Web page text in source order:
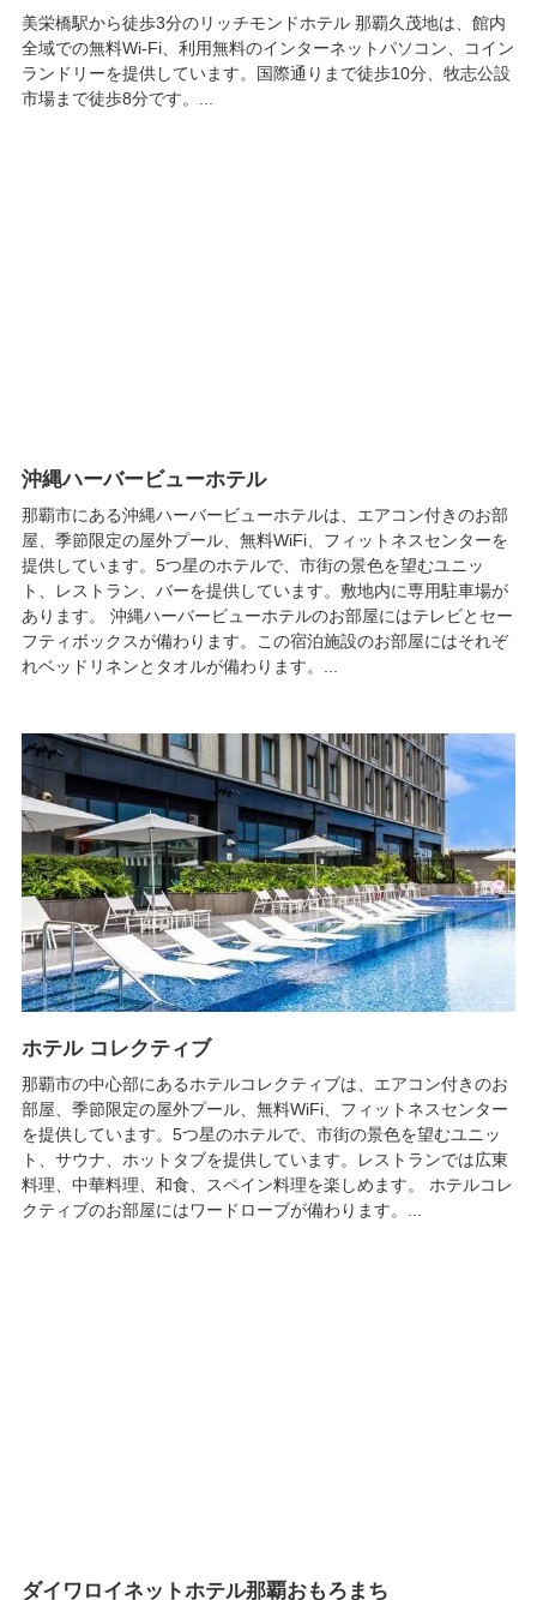
美栄橋駅から徒歩3分のリッチモンドホテル 那覇久茂地は、館内
全域での無料Wi-Fi、利用無料のインターネットパソコン、コイン
ランドリーを提供しています。国際通りまで徒歩10分、牧志公設
市場まで徒歩8分です。...
沖縄ハーバービューホテル
那覇市にある沖縄ハーバービューホテルは、エアコン付きのお部
屋、季節限定の屋外プール、無料WiFi、フィットネスセンターを
提供しています。5つ星のホテルで、市街の景色を望むユニッ
ト、レストラン、バーを提供しています。敷地内に専用駐車場が
あります。 沖縄ハーバービューホテルのお部屋にはテレビとセー
フティボックスが備わります。この宿泊施設のお部屋にはそれぞ
れベッドリネンとタオルが備わります。...
ホテル コレクティブ
那覇市の中心部にあるホテルコレクティブは、エアコン付きのお
部屋、季節限定の屋外プール、無料WiFi、フィットネスセンター
を提供しています。5つ星のホテルで、市街の景色を望むユニッ
ト、サウナ、ホットタブを提供しています。レストランでは広東
料理、中華料理、和食、スペイン料理を楽しめます。 ホテルコレ
クティブのお部屋にはワードローブが備わります。...
ダイワロイネットホテル那覇おもろまち